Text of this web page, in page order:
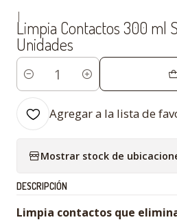
|
Limpia Contactos 300 ml
Unidades
Cantidad
Agregar a la lista de
Mostrar stock de
DESCRIPCIÓN
Limpia contactos que